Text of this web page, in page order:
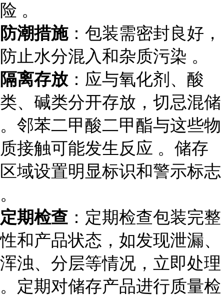
险 。
防潮措施：包装需密封良好，
防止水分混入和杂质污染 。
隔离存放 ：应与氧化剂、酸
类、碱类分开存放，切忌混储
。邻苯二甲酸二甲酯与这些物
质接触可能发生反应 。储存
区域设置明显标识和警示标志
。
定期检查 ：定期检查包装完整
性和产品状态，如发现泄漏、
浑浊、分层等情况，立即处理
。定期对储存产品进行质量检